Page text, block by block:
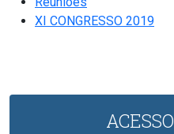
XI CONGRESSO 2019
ACESSO